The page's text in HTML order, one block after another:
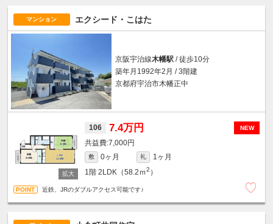
マンション エクシード・こはた
京阪宇治線木幡駅/ 徒歩10分
築年月1992年2月 / 3階建
京都府宇治市木幡正中
NEW
106 7.4万円
7,000円
敷 0ヶ月 礼
1ヶ月
1階 2LDK（58.2ｍ2 ）
近鉄、JRのダブルアクセス可能です♪